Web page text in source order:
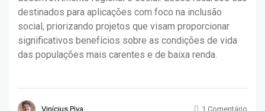
destinados para aplicações com foco na inclusão
social, priorizando projetos que visam proporcionar
significativos benefícios sobre as condições de vida
das populações mais carentes e de baixa renda.
Vinícius Piva 1 Comentário